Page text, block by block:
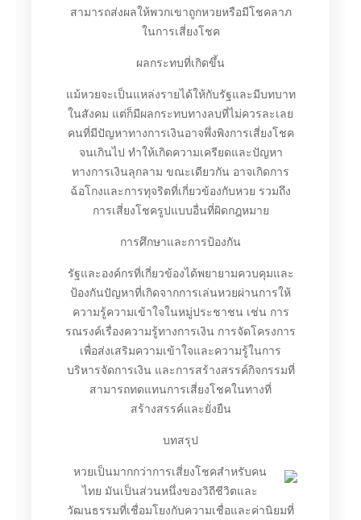
สามารถส่งผลให้พวกเขาถูกหวยหรือมีโชคลาภ
ในการเสี่ยงโชค
ผลกระทบที่เกิดขึ้น
แม้หวยจะเป็นแหล่งรายได้ให้กับรัฐและมีบทบาท
ในสังคม แต่ก็มีผลกระทบทางลบที่ไม่ควรละเลย
คนที่มีปัญหาทางการเงินอาจพึ่งพิงการเสี่ยงโชค
จนเกินไป ทำให้เกิดความเครียดและปัญหา
ทางการเงินลุกลาม ขณะเดียวกัน อาจเกิดการ
ฉ้อโกงและการทุจริตที่เกี่ยวข้องกับหวย รวมถึง
การเสี่ยงโชครูปแบบอื่นที่ผิดกฎหมาย
การศึกษาและการป้องกัน
รัฐและองค์กรที่เกี่ยวข้องได้พยายามควบคุมและ
ป้องกันปัญหาที่เกิดจากการเล่นหวยผ่านการให้
ความรู้ความเข้าใจในหมู่ประชาชน เช่น การ
รณรงค์เรื่องความรู้ทางการเงิน การจัดโครงการ
เพื่อส่งเสริมความเข้าใจและความรู้ในการ
บริหารจัดการเงิน และการสร้างสรรค์กิจกรรมที่
สามารถทดแทนการเสี่ยงโชคในทางที่
สร้างสรรค์และยั่งยืน
บทสรุป
หวยเป็นมากกว่าการเสี่ยงโชคสำหรับคน
ไทย มันเป็นส่วนหนึ่งของวิถีชีวิตและ
วัฒนธรรมที่เชื่อมโยงกับความเชื่อและค่านิยมที่